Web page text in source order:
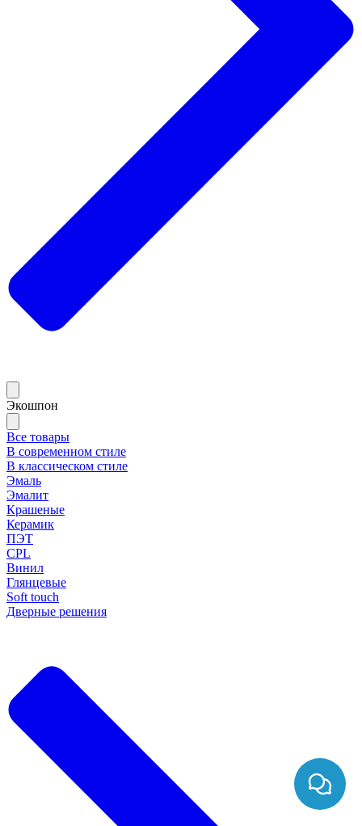
Экошпон
Все товары
В современном стиле
В классическом стиле
Эмаль
Эмалит
Крашеные
Керамик
ПЭТ
CPL
Винил
Глянцевые
Soft touch
Дверные решения